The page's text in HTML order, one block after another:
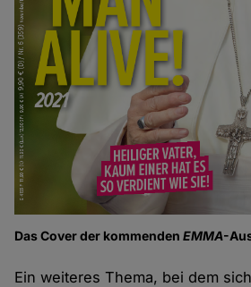
Das Cover der kommendenEMMA-
Ein weiteres Thema, bei dem